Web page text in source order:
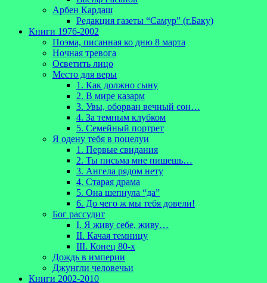
Арбен Кардаш
Редакция газеты “Самур” (г.Баку)
Книги 1976-2002
Поэма, писанная ко дню 8 марта
Ночная тревога
Осветить лицо
Место для веры
1. Как должно сыну
2. В мире казарм
3. Увы, оборван вечный сон…
4. За темным клубком
5. Семейный портрет
Я одену тебя в поцелуи
1. Первые свидания
2. Ты письма мне пишешь…
3. Ангела рядом нету
4. Старая драма
5. Она шепнула “да”
6. До чего ж мы тебя довели!
Бог рассудит
I. Я живу себе, живу…
II. Качая темницу
III. Конец 80-х
Дождь в империи
Джунгли человечьи
Книги 2002-2010